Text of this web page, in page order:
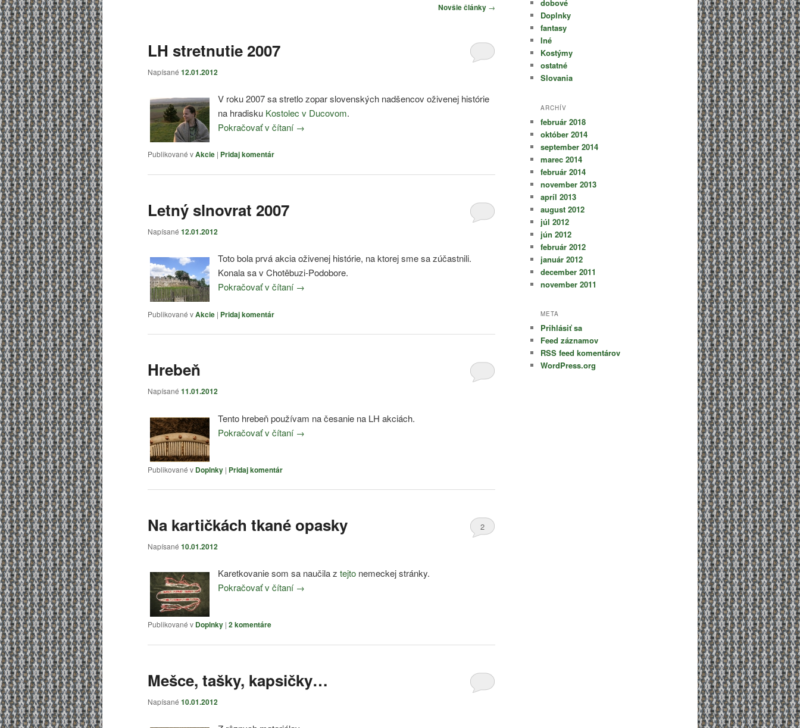
Novšie články →
LH stretnutie 2007
Napísané 12.01.2012
V roku 2007 sa stretlo zopar slovenských nadšencov oživenej histórie
na hradisku Kostolec v Ducovom.
Pokračovať v čítaní →
Publikované vAkcie | Pridaj komentár
Letný slnovrat 2007
Napísané 12.01.2012
Toto bola prvá akcia oživenej histórie, na ktorej sme sa zúčastnili.
Konala sa v Chotěbuzi-Podobore.
Pokračovať v čítaní →
Publikované vAkcie | Pridaj komentár
Hrebeň
Napísané 11.01.2012
Tento hrebeň používam na česanie na LH akciách.
Pokračovať v čítaní →
Publikované v Doplnky | Pridaj komentár
Na kartičkách tkané opasky
Napísané 10.01.2012
2
Karetkovanie som sa naučila z tejto nemeckej stránky.
Pokračovať v čítaní →
Publikované v Doplnky | 2komentáre
Mešce, tašky, kapsičky…
Napísané 10.01.2012
dobové
Doplnky
fantasy
Iné
Kostýmy
ostatné
Slovania
ARCHÍV
február 2018
október 2014
september 2014
marec 2014
február 2014
november 2013
apríl 2013
august 2012
júl 2012
jún 2012
február 2012
január 2012
december 2011
november 2011
META
Prihlásiť sa
Feed záznamov
RSS feed komentárov
WordPress.org